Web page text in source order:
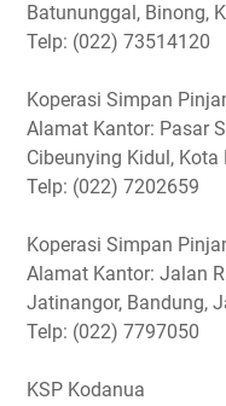
Batununggal, Binong,
Telp: (022) 73514120
Koperasi Simpan
Alamat Kantor: Pasar
Cibeunying Kidul,
Telp: (022) 7202659
Koperasi Simpan
Alamat Kantor: Jalan
Jatinangor, Bandung,
Telp: (022) 7797050
KSP Kodanua